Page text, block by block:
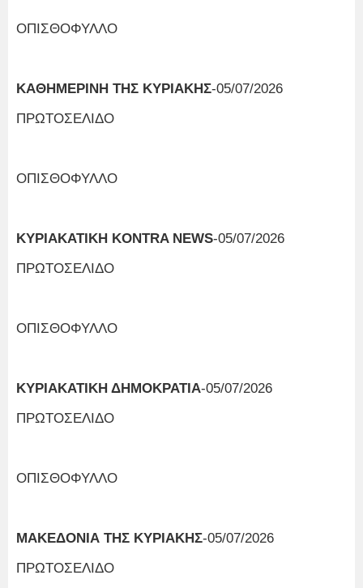
ΟΠΙΣΘΟΦΥΛΛΟ
ΚΑΘΗΜΕΡΙΝΗ ΤΗΣ ΚΥΡΙΑΚΗΣ-05/07/2026
ΠΡΩΤΟΣΕΛΙΔΟ
ΟΠΙΣΘΟΦΥΛΛΟ
ΚΥΡΙΑΚΑΤΙΚΗ KONTRA NEWS-05/07/2026
ΠΡΩΤΟΣΕΛΙΔΟ
ΟΠΙΣΘΟΦΥΛΛΟ
ΚΥΡΙΑΚΑΤΙΚΗ ΔΗΜΟΚΡΑΤΙΑ-05/07/2026
ΠΡΩΤΟΣΕΛΙΔΟ
ΟΠΙΣΘΟΦΥΛΛΟ
ΜΑΚΕΔΟΝΙΑ ΤΗΣ ΚΥΡΙΑΚΗΣ-05/07/2026
ΠΡΩΤΟΣΕΛΙΔΟ